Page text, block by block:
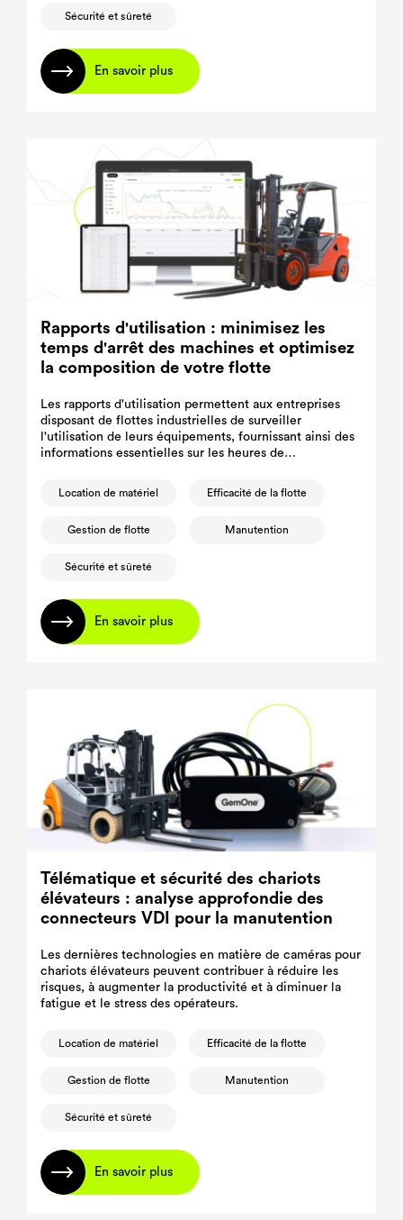
Sécurité et sûreté
En savoir plus
Rapports d'utilisation : minimisez les
temps d'arrêt des machines et optimisez
la composition de votre flotte
Les rapports d'utilisation permettent aux entreprises
disposant de flottes industrielles de surveiller
l'utilisation de leurs équipements, fournissant ainsi des
informations essentielles sur les heures de
d'utilisation.
Location de matériel Efficacité de la flotte
Gestion de flotte Manutention
Sécurité et sûreté
En savoir plus
Télématique et sécurité des chariots
élévateurs : analyse approfondie des
connecteurs VDI pour la manutention
Les dernières technologies en matière de caméras pour
chariots élévateurs peuvent contribuer à réduire les
risques, à augmenter la productivité et à diminuer la
fatigue et le stress des opérateurs.
Location de matériel Efficacité de la flotte
Gestion de flotte Manutention
Sécurité et sûreté
En savoir plus